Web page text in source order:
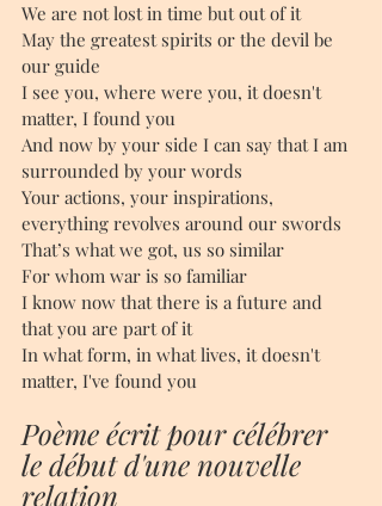
We are not lost in time but out of it
May the greatest spirits or the devil be
our guide
I see you, where were you, it doesn't
matter, I found you
And now by your side I can say that I am
surrounded by your words
Your actions, your inspirations,
everything revolves around our swords
That’s what we got, us so similar
For whom war is so familiar
I know now that there is a future and
that you are part of it
In what form, in what lives, it doesn't
matter, I've found you
Poème écrit pour célébrer
le début d'une nouvelle
relation